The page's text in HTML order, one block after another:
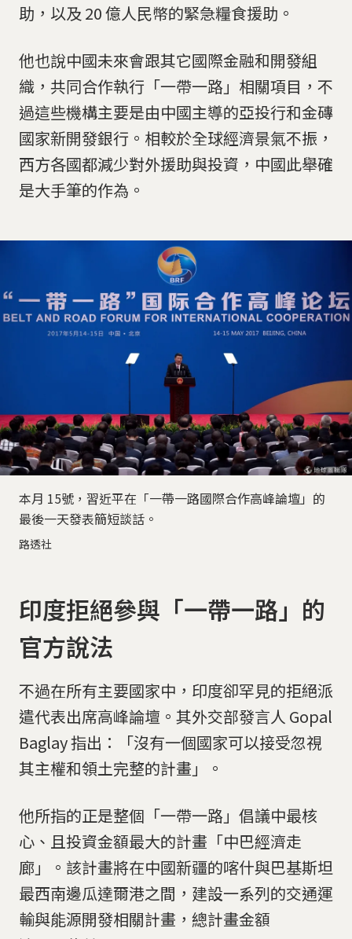
助，以及 20 億人民幣的緊急糧食援助。
他也說中國未來會跟其它國際金融和開發組
織，共同合作執行「一帶一路」相關項目，不
過這些機構主要是由中國主導的亞投行和金磚
國家新開發銀行。相較於全球經濟景氣不振，
西方各國都減少對外援助與投資，中國此舉確
是大手筆的作為。
本月 15號，習近平在「一帶一路國際合作高峰論壇」的
最後一天發表簡短談話。
路透社
印度拒絕參與「一帶一路」的
官方說法
不過在所有主要國家中，印度卻罕見的拒絕派
遣代表出席高峰論壇。其外交部發言人 Gopal
Baglay 指出：「沒有一個國家可以接受忽視
其主權和領土完整的計畫」。
他所指的正是整個「一帶一路」倡議中最核
心、且投資金額最大的計畫「中巴經濟走
廊」。該計畫將在中國新疆的喀什與巴基斯坦
最西南邊瓜達爾港之間，建設一系列的交通運
輸與能源開發相關計畫，總計畫金額